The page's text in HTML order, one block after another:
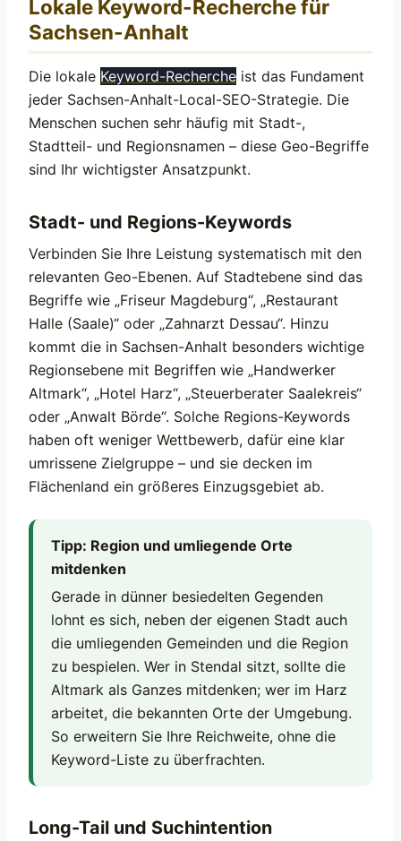
Lokale Keyword-Recherche für
Sachsen-Anhalt
Die lokale Keyword-Recherche ist das Fundament
jeder Sachsen-Anhalt-Local-SEO-Strategie. Die
Menschen suchen sehr häufig mit Stadt-,
Stadtteil- und Regionsnamen – diese Geo-Begriffe
sind Ihr wichtigster Ansatzpunkt.
Stadt- und Regions-Keywords
Verbinden Sie Ihre Leistung systematisch mit den
relevanten Geo-Ebenen. Auf Stadtebene sind das
Begriffe wie „Friseur Magdeburg“, „Restaurant
Halle (Saale)“ oder „Zahnarzt Dessau“. Hinzu
kommt die in Sachsen-Anhalt besonders wichtige
Regionsebene mit Begriffen wie „Handwerker
Altmark“, „Hotel Harz“, „Steuerberater Saalekreis“
oder „Anwalt Börde“. Solche Regions-Keywords
haben oft weniger Wettbewerb, dafür eine klar
umrissene Zielgruppe – und sie decken im
Flächenland ein größeres Einzugsgebiet ab.
Tipp: Region und umliegende Orte
mitdenken
Gerade in dünner besiedelten Gegenden
lohnt es sich, neben der eigenen Stadt auch
die umliegenden Gemeinden und die Region
zu bespielen. Wer in Stendal sitzt, sollte die
Altmark als Ganzes mitdenken; wer im Harz
arbeitet, die bekannten Orte der Umgebung.
So erweitern Sie Ihre Reichweite, ohne die
Keyword-Liste zu überfrachten.
Long-Tail und Suchintention